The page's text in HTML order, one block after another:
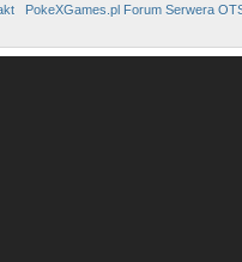
PokeXGames.pl Forum Serwera